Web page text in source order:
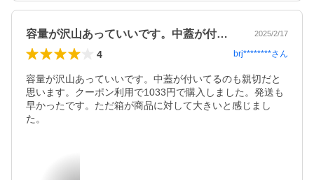
容量が沢山あっていいです。中蓋が付いて… 2025/2/17
4 brj********さん
容量が沢山あっていいです。中蓋が付いてるのも親切だと
思います。クーポン利用で1033円で購入しました。発送も
早かったです。ただ箱が商品に対して大きいと感じまし
た。